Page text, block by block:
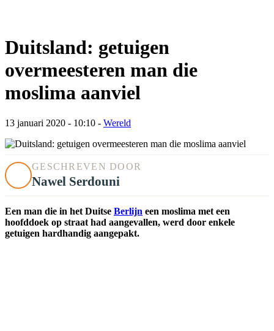
Duitsland: getuigen
overmeesteren man die
moslima aanviel
13 januari 2020 - 10:10 - Wereld
GESCHREVEN DOOR
Nawel Serdouni
Een man die in het Duitse Berlijn een moslima met een
hoofddoek op straat had aangevallen, werd door enkele
getuigen hardhandig aangepakt.